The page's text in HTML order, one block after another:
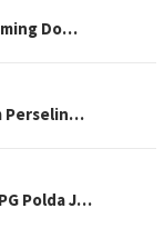
Do…
Perselin…
Polda J…